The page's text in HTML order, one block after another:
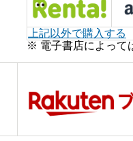
上記以外で購入する
※ 電子書店によって